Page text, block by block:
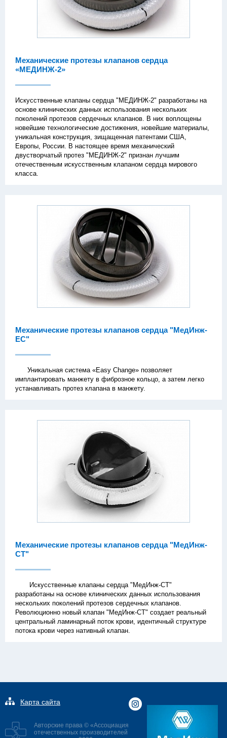
Механические протезы клапанов сердца
«МЕДИНЖ-2»
Искусственные клапаны сердца "МЕДИНЖ-2" разработаны на
основе клинических данных использования нескольких
поколений протезов сердечных клапанов. В них воплощены
новейшие технологические достижения, новейшие материалы,
уникальная конструкция, зищащенная патентами США,
Европы, России. В настоящее время механический
двустворчатый протез "МЕДИНЖ-2" признан лучшим
отечественным искусственным клапаном сердца мирового
класса.
Механические протезы клапанов сердца "МедИнж-
EC"
Уникальная система «Easy Change» позволяет
имплантировать манжету в фиброзное кольцо, а затем легко
устанавливать протез клапана в манжету.
Механические протезы клапанов сердца "МедИнж-
СТ"
Искусственные клапаны сердца "МедИнж-СТ"
разработаны на основе клинических данных использования
нескольких поколений протезов сердечных клапанов.
Революционно новый клапан "МедИнж-СТ" создает реальный
центральный ламинарный поток крови, идентичный структуре
потока крови через нативный клапан.
Карта сайта
Авторские права © «Ассоциация
отечественных производителей